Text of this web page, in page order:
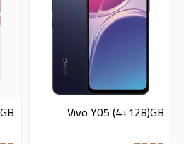
Vivo Y05 (4+128)GB
)